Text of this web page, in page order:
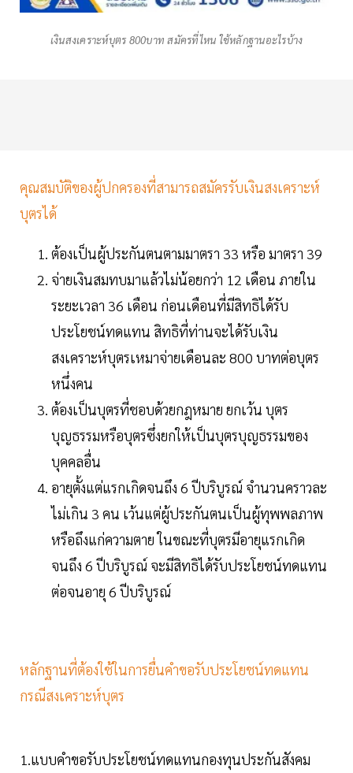
เงินสงเคราะห์บุตร 800บาท สมัครที่ไหน ใช้หลักฐานอะไรบ้าง
คุณสมบัติของผู้ปกครองที่สามารถสมัครรับเงินสงเคราะห์
บุตรได้
ต้องเป็นผู้ประกันตนตามมาตรา 33 หรือ มาตรา 39
จ่ายเงินสมทบมาแล้วไม่น้อยกว่า 12 เดือน ภายใน
ระยะเวลา 36 เดือน ก่อนเดือนที่มีสิทธิได้รับ
ประโยชน์ทดแทน สิทธิที่ท่านจะได้รับเงิน
สงเคราะห์บุตรเหมาจ่ายเดือนละ 800 บาทต่อบุตร
หนึ่งคน
ต้องเป็นบุตรที่ชอบด้วยกฎหมาย ยกเว้น บุตร
บุญธรรมหรือบุตรซึ่งยกให้เป็นบุตรบุญธรรมของ
บุคคลอื่น
อายุตั้งแต่แรกเกิดจนถึง 6 ปีบริบูรณ์ จำนวนคราวละ
ไม่เกิน 3 คน เว้นแต่ผู้ประกันตนเป็นผู้ทุพพลภาพ
หรือถึงแก่ความตาย ในขณะที่บุตรมีอายุแรกเกิด
จนถึง 6 ปีบริบูรณ์ จะมีสิทธิได้รับประโยชน์ทดแทน
ต่อจนอายุ 6 ปีบริบูรณ์
หลักฐานที่ต้องใช้ในการยื่นคำขอรับประโยชน์ทดแทน
กรณีสงเคราะห์บุตร
1.แบบคำขอรับประโยชน์ทดแทนกองทุนประกันสังคม